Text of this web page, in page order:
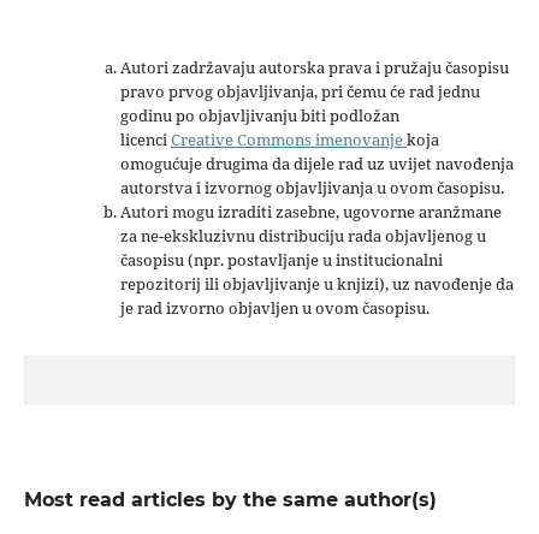
Autori zadržavaju autorska prava i pružaju časopisu
pravo prvog objavljivanja, pri čemu će rad jednu
godinu po objavljivanju biti podložan
licenciCreative Commons imenovanjekoja
omogućuje drugima da dijele rad uz uvijet navođenja
autorstva i izvornog objavljivanja u ovom časopisu.
Autori mogu izraditi zasebne, ugovorne aranžmane
za ne-ekskluzivnu distribuciju rada objavljenog u
časopisu (npr. postavljanje u institucionalni
repozitorij ili objavljivanje u knjizi), uz navođenje da
je rad izvorno objavljen u ovom časopisu.
Most read articles by the same author(s)